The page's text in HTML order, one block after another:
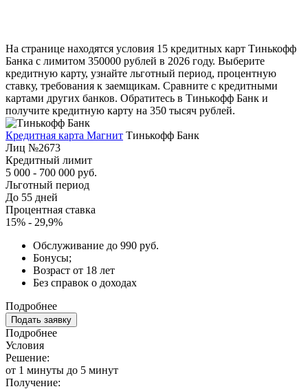
На странице находятся условия 15 кредитных карт Тинькофф
Банка с лимитом 350000 рублей в 2026 году. Выберите
кредитную карту, узнайте льготный период, процентную
ставку, требования к заемщикам. Сравните с кредитными
картами других банков. Обратитесь в Тинькофф Банк и
получите кредитную карту на 350 тысяч рублей.
Кредитная карта Магнит Тинькофф Банк
Лиц №2673
Кредитный лимит
5 000 - 700 000 руб.
Льготный период
До 55 дней
Процентная ставка
15% - 29,9%
Обслуживание до 990 руб.
Бонусы;
Возраст от 18 лет
Без справок о доходах
Подробнее
Подать заявку
Подробнее
Условия
Решение:
от 1 минуты до 5 минут
Получение: